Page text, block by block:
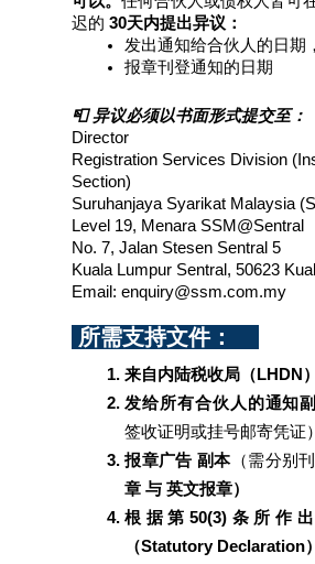
迟的 30天内提出异议：
发出通知给合伙人的日期
报章刊登通知的日期
📮 异议必须以书面形式提交至：
Director
Registration Services Division
Section)
Suruhanjaya Syarikat Malaysia
Level 19, Menara SSM@Sentral
No. 7, Jalan Stesen Sentral 5
Kuala Lumpur Sentral, 50623
Email: enquiry@ssm.com.my
所需支持文件：
来自内陆税收局（LHDN
发给所有合伙人的通知
签收证明或挂号邮寄凭证）
报章广告 副本（需分别
章 与 英文报章）
根据第50(3)条所作
（Statutory Declaration）